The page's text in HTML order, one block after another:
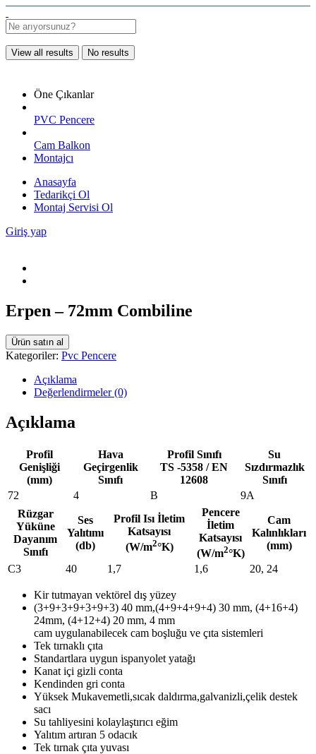
View all results No results
Öne Çıkanlar
PVC Pencere
Cam Balkon
Montajcı
Anasayfa
Tedarikçi Ol
Montaj Servisi Ol
Giriş yap
Erpen – 72mm Combiline
Ürün satın al
Kategoriler: Pvc Pencere
Açıklama
Değerlendirmeler (0)
Açıklama
Profil
Genişliği
(mm)
Hava
Geçirgenlik
Sınıfı
Profil Sınıfı
TS -5358 / EN
12608
Su
Sızdırmazlık
Sınıfı
72
4 B
9A
Rüzgar
Yüküne
Dayanım
Sınıfı
Ses
Yalıtımı
(db)
Profil Isı İletim
Katsayısı
(W/m2°K)
Pencere
İletim
Katsayısı
(W/m2°K)
Cam
Kalınlıkları
(mm)
C3
40 1,7 1,6 20, 24
Kir tutmayan vektörel dış yüzey
(3+9+3+9+3+9+3) 40 mm,(4+9+4+9+4) 30 mm, (4+16+4)
24mm, (4+12+4) 20 mm, 4 mm
cam uygulanabilecek cam boşluğu ve çıta sistemleri
Tek tırnaklı çıta
Standartlara uygun ispanyolet yatağı
Kanat içi gizli conta
Kendinden gri conta
Yüksek Mukavemetli,sıcak daldırma,galvanizli,çelik destek
sacı
Su tahliyesini kolaylaştırıcı eğim
Yalıtım artıran 5 odacık
Tek tırnak çıta yuvası